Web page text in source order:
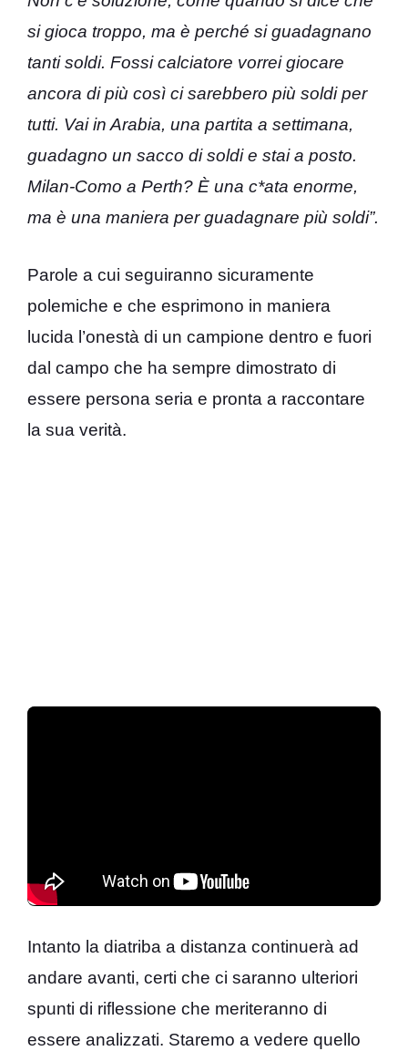
si gioca troppo, ma è perché si guadagnano
tanti soldi. Fossi calciatore vorrei giocare
ancora di più così ci sarebbero più soldi per
tutti. Vai in Arabia, una partita a settimana,
guadagno un sacco di soldi e stai a posto.
Milan-Como a Perth? È una c*ata enorme,
ma è una maniera per guadagnare più soldi”.
Parole a cui seguiranno sicuramente
polemiche e che esprimono in maniera
lucida l’onestà di un campione dentro e fuori
dal campo che ha sempre dimostrato di
essere persona seria e pronta a raccontare
la sua verità.
Intanto la diatriba a distanza continuerà ad
andare avanti, certi che ci saranno ulteriori
spunti di riflessione che meriteranno di
essere analizzati. Staremo a vedere quello